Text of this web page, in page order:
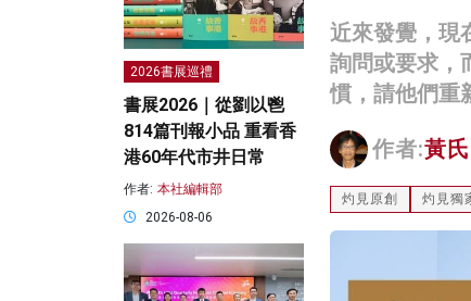
近來發覺，現
詢問或要求，
慣，請他們重
作者:黃氏
灼見原創 灼見獨
2026書展巡禮
書展2026｜從劉以鬯
814篇刊報小品 重看香
港60年代市井日常
作者: 本社編輯部
2026-08-06